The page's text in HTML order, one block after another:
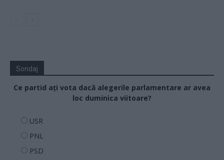
Sondaj
Ce partid ați vota dacă alegerile parlamentare ar avea
loc duminica viitoare?
USR
PNL
PSD